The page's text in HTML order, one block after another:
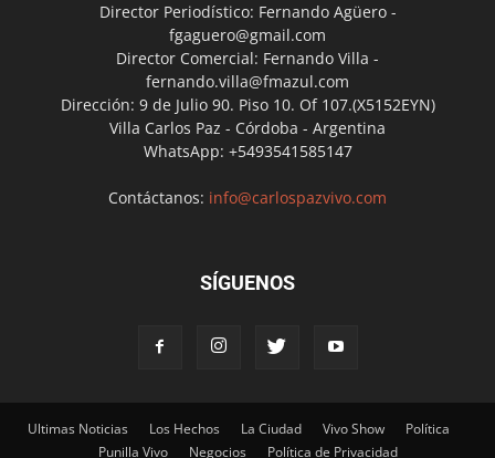
Director Periodístico: Fernando Agüero -
fgaguero@gmail.com
Director Comercial: Fernando Villa -
fernando.villa@fmazul.com
Dirección: 9 de Julio 90. Piso 10. Of 107.(X5152EYN)
Villa Carlos Paz - Córdoba - Argentina
WhatsApp: +5493541585147
Contáctanos: info@carlospazvivo.com
SÍGUENOS
Ultimas Noticias Los Hechos La Ciudad Vivo Show
Política
Punilla Vivo
Negocios Política de Privacidad